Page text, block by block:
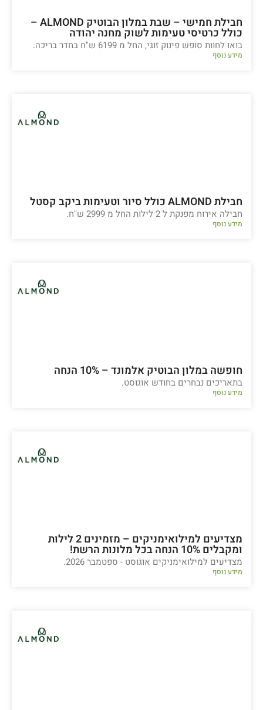
חבילת חמישי – שבת במלון הבוטיק ALMOND –
כולל כרטיסי טעימות לשוק מחנה יהודה
בואו לחוות סופש פינוק זוגי, החל מ 6199 ש"ח בחדר בריכה.
מידע נוסף
חבילת ALMOND כולל סיור וטעימות ביקב קסטל
חבילה אירוח מפנקת ל 2 לילות החל מ 2999 ש"ח.
מידע נוסף
חופשה במלון הבוטיק אלמונד – 10% הנחה
בתאריכים נבחרים בחודש אוגוסט.
מידע נוסף
מצדיעים למילואימניקים – מזמינים 2 לילות
ומקבלים 10% הנחה בכל מלונות הרשת!
מצדיעים למילואימניקים אוגוסט - ספטמבר 2026.
מידע נוסף